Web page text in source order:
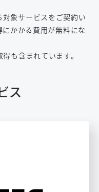
象サービスをご契約い
かかる費用が無料にな
も含まれています。
ス